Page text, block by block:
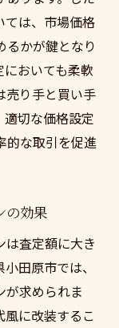
ては、市場価格
るかが鍵となり
おいても柔軟
売り手と買い手
切な価格設定
的な取引を促進
の効果
は査定額に大き
田原市では、
が求められま
に改装するこ